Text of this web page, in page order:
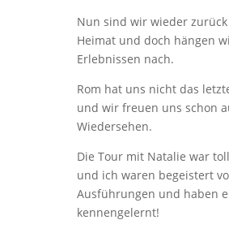
Nun sind wir wieder
Heimat und doch hängen
Erlebnissen nach.
Rom hat uns nicht das
und wir freuen uns schon
Wiedersehen.
Die Tour mit Natalie war
und ich waren begeistert
Ausführungen und haben
kennengelernt!